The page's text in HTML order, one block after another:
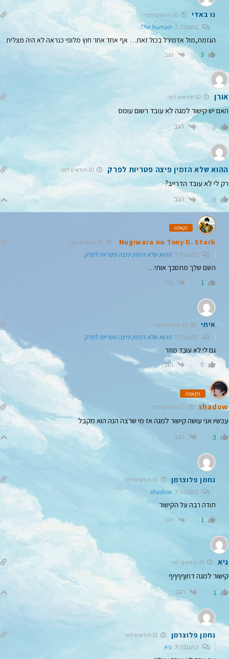
נו באדי
בתגובה ל The human
הגזמת,מול אדמירל בכול זאת… אף אחד אחר חוץ מלופי כנראה לא היה מצליח
3 הגב
אורן
האם יש קישור למגה לא עובד רשום עומס
0 הגב
ההוא שלא הזמין פיצה פטריות לפרק
רק לי לא עובד הדרייב?
0 הגב
נקאמה
Mugiwara no Tony D. Stark 10 חודשים לפני
בתגובה לההוא שלא הזמין פיצה פטריות לפרק
השם שלך מתסבך אותי…
1 הגב
איתי
בתגובה לההוא שלא הזמין פיצה פטריות לפרק
גם לי לא עובד מוזר
0 הגב
נקאמה
shadow 10 חודשים לפני
עכשיו אני עושה קישור למגה אז מי שרצה הנה הוא מקבל
3 הגב
נחמן פלוצרמן 10 חודשים לפני
בתגובה לshadow
תודה רבה על הקישור
1 הגב
גיא 10 חודשים לפני
קישור למגה דחוףףףף
1 הגב
נחמן פלוצרמן 10 חודשים לפני
בתגובה לגיא